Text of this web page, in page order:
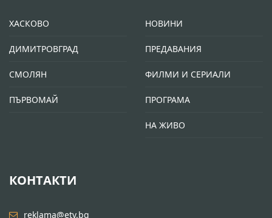
ХАСКОВО
ДИМИТРОВГРАД
СМОЛЯН
ПЪРВОМАЙ
НОВИНИ
ПРЕДАВАНИЯ
ФИЛМИ И СЕРИАЛИ
ПРОГРАМА
НА ЖИВО
КОНТАКТИ
reklama@etv.bg